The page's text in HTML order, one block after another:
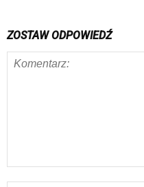
ZOSTAW ODPOWIEDŹ